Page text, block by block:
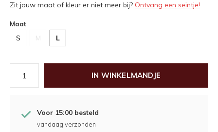
Zit jouw maat of kleur er niet meer bij? Ontvang een seintje!
Maat
S M L
IN WINKELMANDJE
Voor 15:00 besteld
vandaag verzonden